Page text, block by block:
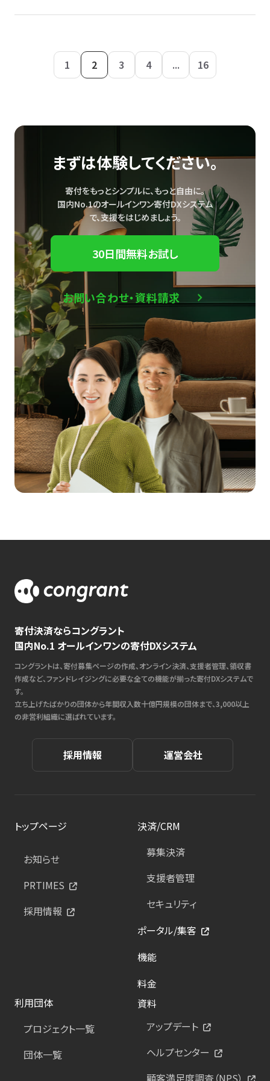
1 2 3 4 ... 16
まずは体験してください。
寄付をもっとシンプルに、もっと自由に。
国内No.1のオールインワン寄付DXシステム
で、支援をはじめましょう。
30日間無料お試し
お問い合わせ・資料請求
寄付決済ならコングラント
国内No.1 オールインワンの寄付DXシステム
コングラントは、寄付募集ページの作成、オンライン決済、支援者管理、領収書
作成など、ファンドレイジングに必要な全ての機能が揃った寄付DXシステムで
す。
立ち上げたばかりの団体から年間収入数十億円規模の団体まで、3,000以上
の非営利組織に選ばれています。
採用情報 運営会社
トップページ
お知らせ
PRTIMES
採用情報
決済/CRM
募集決済
支援者管理
セキュリティ
ポータル/集客
機能
料金
利用団体
プロジェクト一覧
団体一覧
資料
アップデート
ヘルプセンター
顧客満足度調査（NPS）